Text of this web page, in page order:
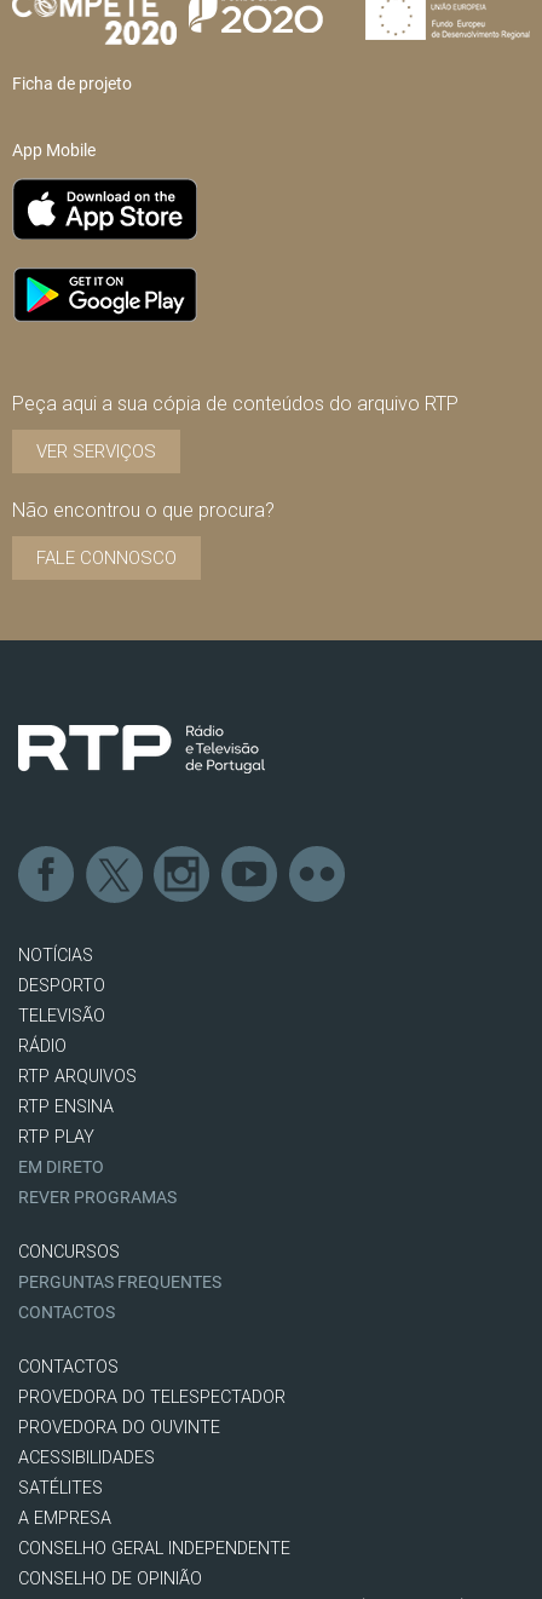
Ficha de projeto
App Mobile
Peça aqui a sua cópia de conteúdos do arquivo RTP
VER SERVIÇOS
Não encontrou o que procura?
FALE CONNOSCO
NOTÍCIAS
DESPORTO
TELEVISÃO
RÁDIO
RTP ARQUIVOS
RTP ENSINA
RTP PLAY
EM DIRETO
REVER PROGRAMAS
CONCURSOS
PERGUNTAS FREQUENTES
CONTACTOS
CONTACTOS
PROVEDORA DO TELESPECTADOR
PROVEDORA DO OUVINTE
ACESSIBILIDADES
SATÉLITES
A EMPRESA
CONSELHO GERAL INDEPENDENTE
CONSELHO DE OPINIÃO